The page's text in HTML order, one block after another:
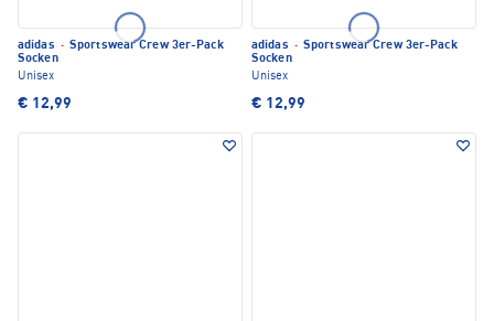
adidas · Sportswear Crew 3er-Pack
Socken
Unisex
€ 12,99
adidas · Sportswear Crew 3er-Pack
Socken
Unisex
€ 12,99